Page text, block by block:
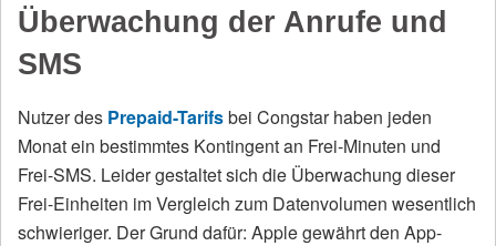
Überwachung der Anrufe und
SMS
Nutzer des Prepaid-Tarifsbei Congstar haben jeden
Monat ein bestimmtes Kontingent an Frei-Minuten und
Frei-SMS. Leider gestaltet sich die Überwachung dieser
Frei-Einheiten im Vergleich zum Datenvolumen wesentlich
schwieriger. Der Grund dafür: Apple gewährt den App-